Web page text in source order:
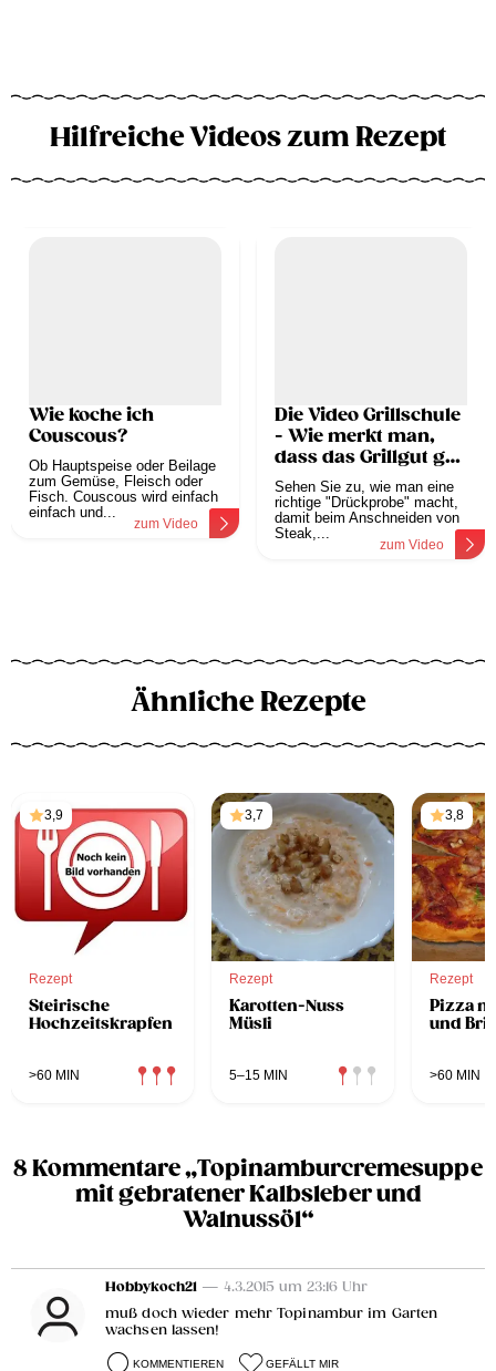
Hilfreiche Videos zum Rezept
Wie koche ich
Couscous?
Ob Hauptspeise oder Beilage
zum Gemüse, Fleisch oder
Fisch. Couscous wird einfach
einfach und...
zum Video
Die Video Grillschule
- Wie merkt man,
dass das Grillgut gar
ist?
Sehen Sie zu, wie man eine
richtige "Drückprobe" macht,
damit beim Anschneiden von
Steak,...
zum Video
Ähnliche Rezepte
3,9
Rezept
Steirische
Hochzeitskrapfen
>60 MIN
3,7
Rezept
Karotten-Nuss
Müsli
5–15 MIN
3,8
Rezept
Pizza
und Brie
>60 MIN
8 Kommentare „Topinamburcremesuppe
mit gebratener Kalbsleber und
Walnussöl“
Hobbykoch21 — 4.3.2015 um 23:16 Uhr
muß doch wieder mehr Topinambur im Garten
wachsen lassen!
KOMMENTIEREN GEFÄLLT MIR